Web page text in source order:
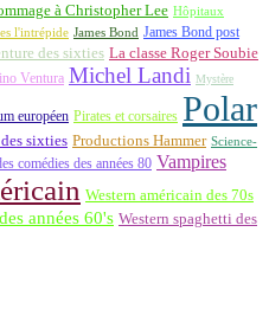
à Christopher Lee Hôpitaux
l'intrépide James Bond James Bond post
des sixties La classe Roger Soubie
Ventura Michel Landi Mystère
européen Pirates et corsaires Polar
sixties Productions Hammer Science-
comédies des années 80 Vampires
Western américain des 70s
années 60's Western spaghetti des